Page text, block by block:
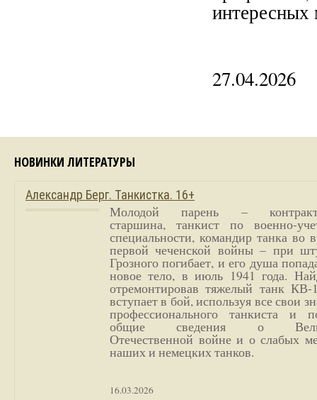
интересных
27.04.2026
НОВИНКИ ЛИТЕРАТУРЫ
Александр Берг. Танкистка. 16+
Молодой парень –
старшина, танкист по военно-
специальности, командир танка во
первой чеченской войны – при
Грозного погибает, и его душа
новое тело, в июль 1941 года.
отремонтировав тяжелый танк
вступает в бой, используя все свои
профессионального танкиста и
общие сведения о
Отечественной войне и о слабых
наших и немецких танков.
16.03.2026